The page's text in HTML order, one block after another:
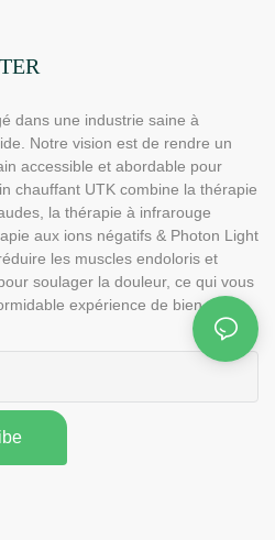
dans une industrie saine à
Notre vision est de rendre un
accessible et abordable pour
chauffant UTK combine la thérapie
la thérapie à infrarouge
aux ions négatifs & Photon Light
les muscles endoloris et
soulager la douleur, ce qui vous
expérience de bien-être.